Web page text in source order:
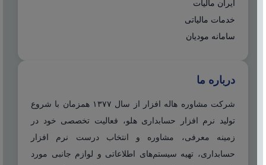
ایران مالیات
خدمات مالیاتی
سامانه مودیان
درباره ما
شرکت مشاوره هاله افزار از سال ۱۳۷۷ همزمان با شروع
تولید نرم افزار حسابداری هلو، فعالیت تخصصی خود در
زمینه معرفی، مشاوره و انتخاب درست نرم افزار
حسابداری، تهیه سیستم‌های اطلاعاتی و لوازم جانبی مورد